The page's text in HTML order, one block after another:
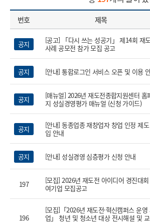
번호 제목
공지
[공고] 「다시 쓰는 성공기」 제14회 재
사례 공모전 참가 모집 공고
공지 [안내] 통합로그인 서비스 오픈 및 이용
공지
[매뉴얼] 2026년 재도전종합지원센터 홈
지 성실경영평가 매뉴얼 (신청 가이드)
공지
[안내] 동종업종 재창업자 창업 인정 제
입 안내
공지 [안내] 성실경영 심층평가 신청 안내
197
[모집] 2026년 재도전 아이디어 경진대
여기업 모집공고
196
[모집]「2026년 재도전·혁신캠퍼스 운영
업」 청년 및 청소년 대상 전시해설 및